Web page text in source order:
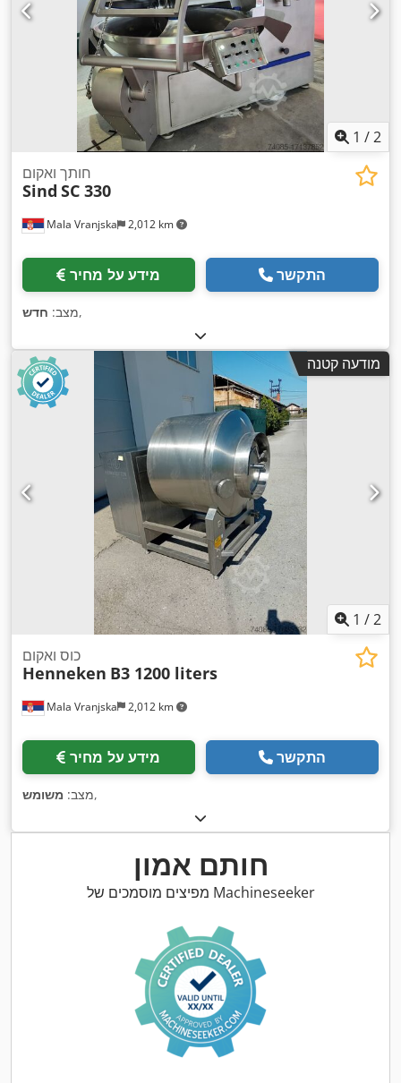
1 /2
Mala Vranjska 2,012 km
חותך ואקום
Sind SC 330
מידע על מחיר התקשר
מצב: חדש ,
מודעה קטנה
1 /2
Mala Vranjska 2,012 km
כוס ואקום
Henneken B3 1200 liters
מידע על מחיר התקשר
מצב: משומש ,
חותם אמון
מפיצים מוסמכים של Machineseeker